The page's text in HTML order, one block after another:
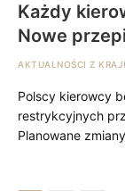
Każdy
Nowe
AKTUALNOŚCI Z
Polscy kierowcy
restrykcyjnych
Planowane